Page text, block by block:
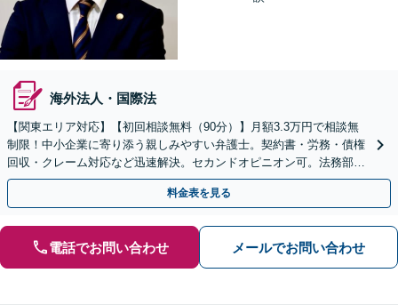
海外法人・国際法
【関東エリア対応】【初回相談無料（90分）】月額3.3万円で相談無
制限！中小企業に寄り添う親しみやすい弁護士。契約書・労務・債権
回収・クレーム対応など迅速解決。セカンドオピニオン可。法務部が
ない企業様の強い味方です。オンライン全国対応。
料金表を見る
電話でお問い合わせ メールでお問い合わせ